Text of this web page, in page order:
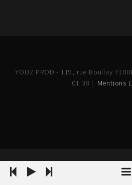
YOUZ PROD - 119, rue Boullay
01 38 | Mentions